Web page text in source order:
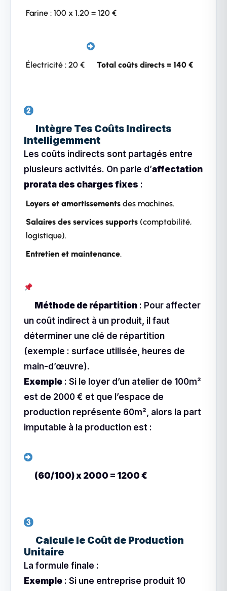
Farine : 100 x 1,20 = 120 €
Électricité : 20 € Total coûts directs = 140 €
Intègre Tes Coûts Indirects
Intelligemment
Les coûts indirects sont partagés entre
plusieurs activités. On parle d’affectation
prorata des charges fixes :
Loyers et amortissements des machines.
Salaires des services supports (comptabilité,
logistique).
Entretien et maintenance.
Méthode de répartition : Pour affecter
un coût indirect à un produit, il faut
déterminer une clé de répartition
(exemple : surface utilisée, heures de
main-d’œuvre).
Exemple : Si le loyer d’un atelier de 100m²
est de 2000 € et que l’espace de
production représente 60m², alors la part
imputable à la production est :
(60/100) x 2000 = 1200 €
Calcule le Coût de Production
Unitaire
La formule finale :
Exemple : Si une entreprise produit 10